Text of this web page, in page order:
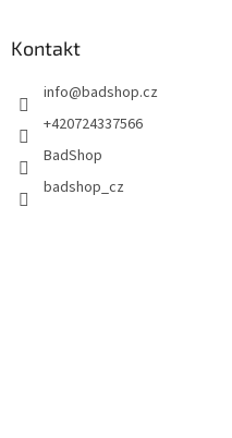
Kontakt
info@badshop.cz
+420724337566
BadShop
badshop_cz